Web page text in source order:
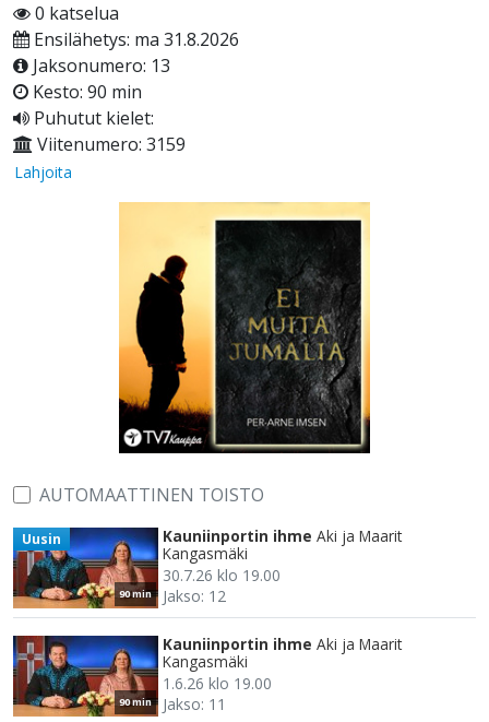
0 katselua
Ensilähetys: ma 31.8.2026
Jaksonumero: 13
Kesto: 90 min
Puhutut kielet:
Viitenumero: 3159
Lahjoita
AUTOMAATTINEN TOISTO
90 min
Uusin Kauniinportin ihme Aki ja Maarit
Kangasmäki
30.7.26 klo 19.00
Jakso: 12
90 min
Kauniinportin ihme Aki ja Maarit
Kangasmäki
1.6.26 klo 19.00
Jakso: 11